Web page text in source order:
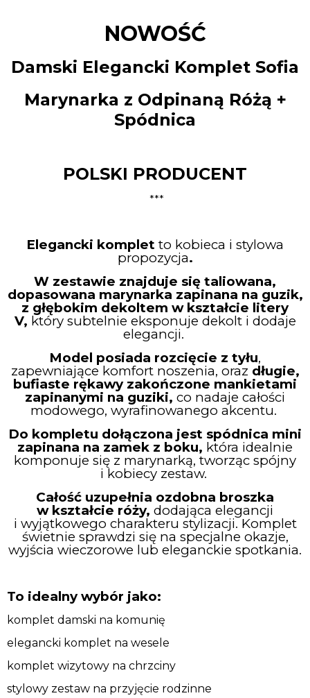
NOWOŚĆ
Damski Elegancki Komplet Sofia
Marynarka z Odpinaną Różą +
Spódnica
POLSKI PRODUCENT
***
Elegancki komplet to kobieca i stylowa
propozycja.
W zestawie znajduje się taliowana,
dopasowana marynarka zapinana na guzik,
z głębokim dekoltem w kształcie litery
V, który subtelnie eksponuje dekolt i dodaje
elegancji.
Model posiada rozcięcie z tyłu,
zapewniające komfort noszenia, oraz długie,
bufiaste rękawy zakończone mankietami
zapinanymi na guziki, co nadaje całości
modowego, wyrafinowanego akcentu.
Do kompletu dołączona jest spódnica mini
zapinana na zamek z boku, która idealnie
komponuje się z marynarką, tworząc spójny
i kobiecy zestaw.
Całość uzupełnia ozdobna broszka
w kształcie róży, dodająca elegancji
i wyjątkowego charakteru stylizacji. Komplet
świetnie sprawdzi się na specjalne okazje,
wyjścia wieczorowe lub eleganckie spotkania.
To idealny wybór jako:
komplet damski na komunię
elegancki komplet na wesele
komplet wizytowy na chrzciny
stylowy zestaw na przyjęcie rodzinne